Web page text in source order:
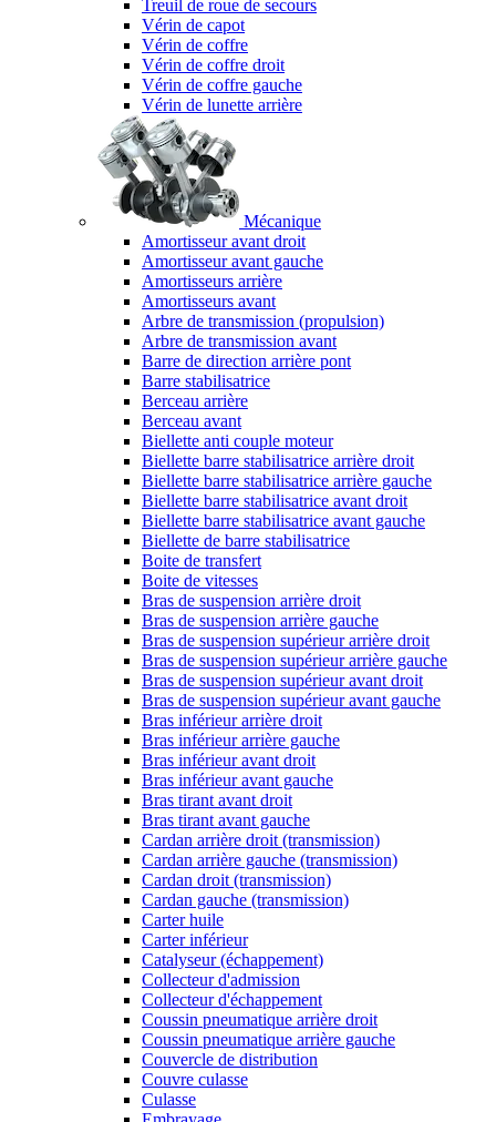
Treuil de roue de secours
Vérin de capot
Vérin de coffre
Vérin de coffre droit
Vérin de coffre gauche
Vérin de lunette arrière
Mécanique
Amortisseur avant droit
Amortisseur avant gauche
Amortisseurs arrière
Amortisseurs avant
Arbre de transmission (propulsion)
Arbre de transmission avant
Barre de direction arrière pont
Barre stabilisatrice
Berceau arrière
Berceau avant
Biellette anti couple moteur
Biellette barre stabilisatrice arrière droit
Biellette barre stabilisatrice arrière gauche
Biellette barre stabilisatrice avant droit
Biellette barre stabilisatrice avant gauche
Biellette de barre stabilisatrice
Boite de transfert
Boite de vitesses
Bras de suspension arrière droit
Bras de suspension arrière gauche
Bras de suspension supérieur arrière droit
Bras de suspension supérieur arrière gauche
Bras de suspension supérieur avant droit
Bras de suspension supérieur avant gauche
Bras inférieur arrière droit
Bras inférieur arrière gauche
Bras inférieur avant droit
Bras inférieur avant gauche
Bras tirant avant droit
Bras tirant avant gauche
Cardan arrière droit (transmission)
Cardan arrière gauche (transmission)
Cardan droit (transmission)
Cardan gauche (transmission)
Carter huile
Carter inférieur
Catalyseur (échappement)
Collecteur d'admission
Collecteur d'échappement
Coussin pneumatique arrière droit
Coussin pneumatique arrière gauche
Couvercle de distribution
Couvre culasse
Culasse